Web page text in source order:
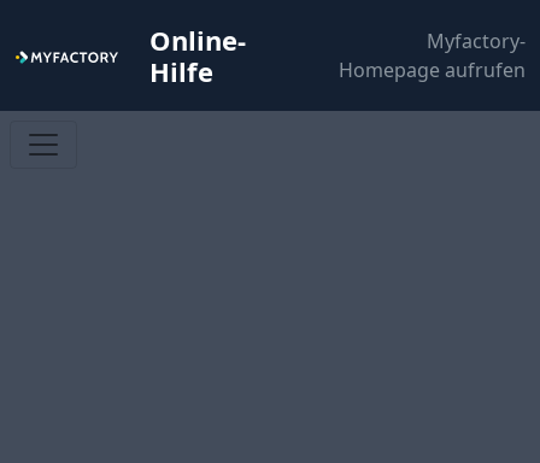
Online-
Hilfe
Myfactory-
Homepage aufrufen